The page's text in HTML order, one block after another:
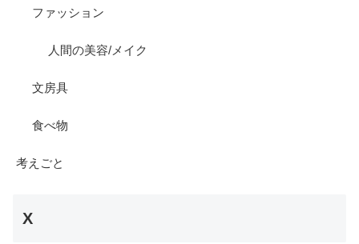
ファッション
人間の美容/メイク
文房具
食べ物
考えごと
X